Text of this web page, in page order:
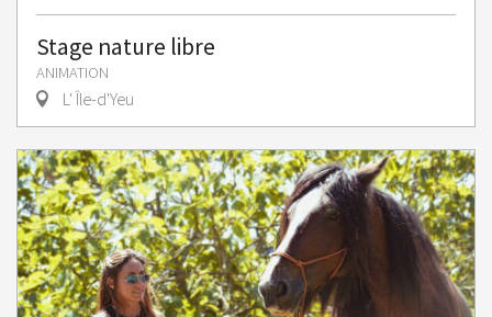
Stage nature libre
ANIMATION
L' Île-d'Yeu